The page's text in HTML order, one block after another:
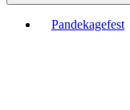
Pandekagefest